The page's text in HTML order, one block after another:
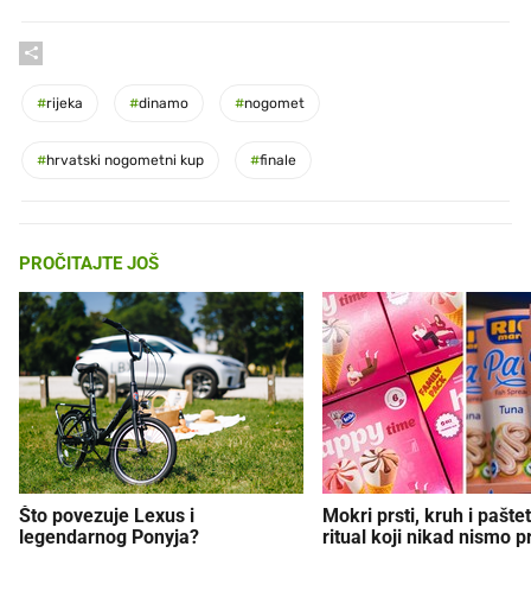
#rijeka #dinamo #nogomet
#hrvatski nogometni kup #finale
PROČITAJTE JOŠ
Što povezuje Lexus i
legendarnog Ponyja?
Mokri prsti, kruh i
ritual koji nikad nismo